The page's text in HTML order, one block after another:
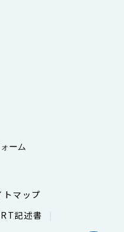
ーム
トマップ
記述書